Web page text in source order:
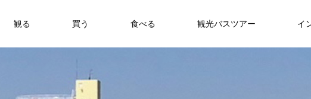
観る 買う 食べる 観光バスツアー イ